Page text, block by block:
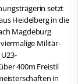
setzt
Heidelberg in die
Magdeburg
Militär-
400m Freistil
in